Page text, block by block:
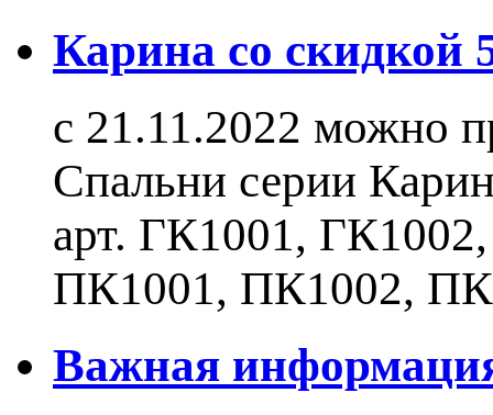
Карина со скидкой
с 21.11.2022 можно
Спальни серии
арт. ГК1001,
ПК1001, ПК1002,
Важная